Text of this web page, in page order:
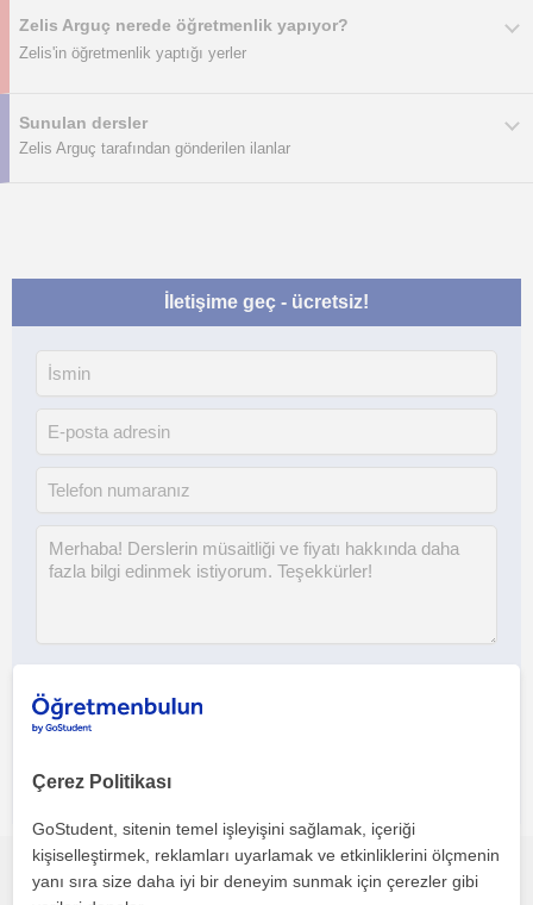
Zelis Arguç nerede öğretmenlik yapıyor?
Zelis'in öğretmenlik yaptığı yerler
Sunulan dersler
Zelis Arguç tarafından gönderilen ilanlar
İletişime geç - ücretsiz!
Bu profili paylaş veya e-posta ile gönder
Çerez Politikası
GoStudent, sitenin temel işleyişini sağlamak, içeriği
kişiselleştirmek, reklamları uyarlamak ve etkinliklerini ölçmenin
yanı sıra size daha iyi bir deneyim sunmak için çerezler gibi